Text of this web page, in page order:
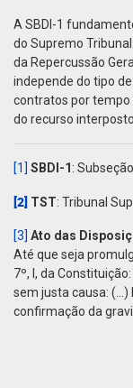
A SBDI-1
do Supremo
da Repercussão
independe do tipo
contratos por tempo
do recurso
[1] SBDI-1 :
[2] TST: Tribunal
[3] Ato das
Até que seja
7º, I, da
sem justa causa:
confirmação da